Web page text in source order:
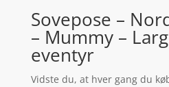
Sovepose –
– Mummy –
eventyr
Vidste du, at hver gang du